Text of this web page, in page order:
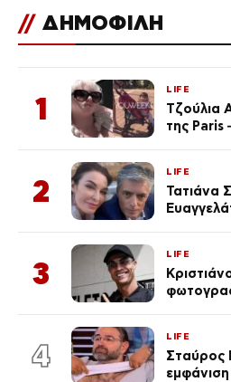
// ΔΗΜΟΦΙΛΗ
1
LIFE
Τζούλια
της Paris
2
LIFE
Τατιάνα
3
LIFE
εκ. likes
4
LIFE
Σταύρος